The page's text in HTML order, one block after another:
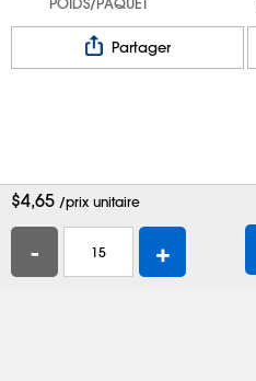
Partager
$4,65 /prix unitaire
- +